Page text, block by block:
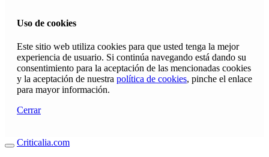
Uso de cookies
Este sitio web utiliza cookies para que usted tenga la mejor
experiencia de usuario. Si continúa navegando está dando su
consentimiento para la aceptación de las mencionadas cookies
y la aceptación de nuestra política de cookies, pinche el enlace
para mayor información.
Cerrar
Criticalia.com